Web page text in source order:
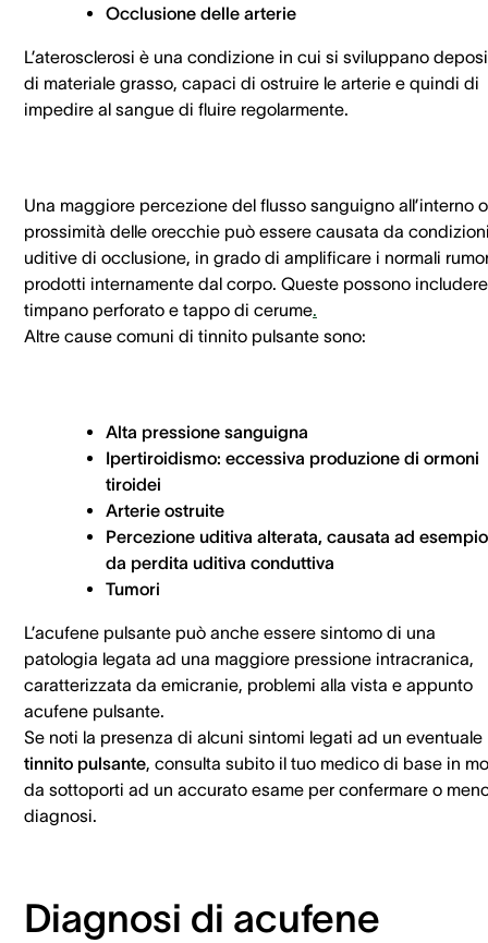
Occlusione delle arterie
L’aterosclerosi è una condizione in cui si sviluppano
di materiale grasso, capaci di ostruire le arterie e quindi di
impedire al sangue di fluire regolarmente.
Una maggiore percezione del flusso sanguigno all’interno
prossimità delle orecchie può essere causata da
uditive di occlusione, in grado di amplificare i normali
prodotti internamente dal corpo. Queste possono includere
timpano perforato e tappo di cerume.
Altre cause comuni di tinnito pulsante sono:
Alta pressione sanguigna
Ipertiroidismo: eccessiva produzione di ormoni
tiroidei
Arterie ostruite
Percezione uditiva alterata, causata ad esempio
da perdita uditiva conduttiva
Tumori
L’acufene pulsante può anche essere sintomo di una
patologia legata ad una maggiore pressione intracranica,
caratterizzata da emicranie, problemi alla vista e appunto
acufene pulsante.
Se noti la presenza di alcuni sintomi legati ad un eventuale
tinnito pulsante, consulta subito il tuo medico di base in
da sottoporti ad un accurato esame per confermare o
diagnosi.
Diagnosi di acufene